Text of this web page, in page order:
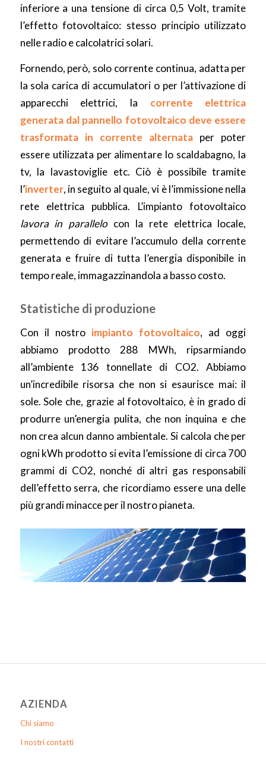
inferiore a una tensione di circa 0,5 Volt, tramite
l’effetto fotovoltaico: stesso principio utilizzato
nelle radio e calcolatrici solari.
Fornendo, però, solo corrente continua, adatta per
la sola carica di accumulatori o per l’attivazione di
apparecchi elettrici, la corrente elettrica
generata dal pannello fotovoltaico deve essere
trasformata in corrente alternata per poter
essere utilizzata per alimentare lo scaldabagno, la
tv, la lavastoviglie etc. Ciò è possibile tramite
l’inverter, in seguito al quale, vi è l’immissione nella
rete elettrica pubblica. L’impianto fotovoltaico
lavora in parallelo con la rete elettrica locale,
permettendo di evitare l’accumulo della corrente
generata e fruire di tutta l’energia disponibile in
tempo reale, immagazzinandola a basso costo.
Statistiche di produzione
Con il nostro impianto fotovoltaico, ad oggi
abbiamo prodotto 288 MWh, ripsarmiando
all’ambiente 136 tonnellate di CO2. Abbiamo
un’incredibile risorsa che non si esaurisce mai: il
sole. Sole che, grazie al fotovoltaico, è in grado di
produrre un’energia pulita, che non inquina e che
non crea alcun danno ambientale. Si calcola che per
ogni kWh prodotto si evita l’emissione di circa 700
grammi di CO2, nonché di altri gas responsabili
dell’effetto serra, che ricordiamo essere una delle
più grandi minacce per il nostro pianeta.
AZIENDA
Chi siamo
I nostri contatti